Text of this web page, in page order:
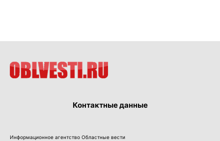
Контактные данные
Информационное агентство Областные вести